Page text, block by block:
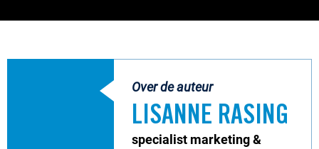
Over de auteur
LISANNE RASING
specialist marketing &